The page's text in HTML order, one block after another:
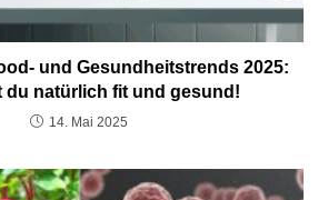
und Gesundheitstrends 2025:
du natürlich fit und gesund!
14. Mai 2025